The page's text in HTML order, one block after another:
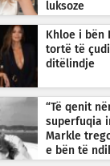
luksoze
Khloe i bën
tortë të
ditëlindje
“Të qenit
superfuqia
Markle
e bën të